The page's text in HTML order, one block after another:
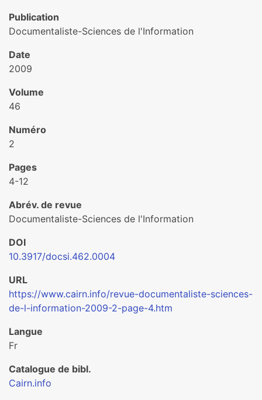
Publication
Documentaliste-Sciences de l'Information
Date
2009
Volume
46
Numéro
2
Pages
4-12
Abrév. de revue
Documentaliste-Sciences de l'Information
DOI
10.3917/docsi.462.0004
URL
https://www.cairn.info/revue-documentaliste-sciences-
de-l-information-2009-2-page-4.htm
Langue
Fr
Catalogue de bibl.
Cairn.info